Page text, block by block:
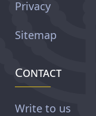
Privacy
Sitemap
Contact
Write to us